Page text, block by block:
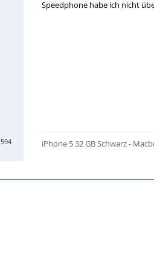
594
Speedphone habe ich nicht
iPhone 5 32 GB Schwarz -